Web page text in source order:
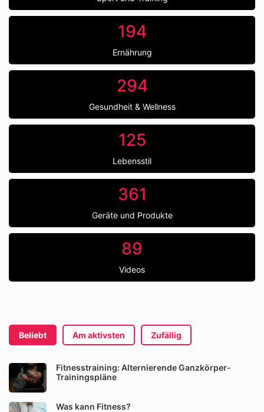
194
Ernährung
294
Gesundheit & Wellness
125
Lebensstil
361
Geräte und Produkte
89
Videos
Beliebt Am aktivsten Zufällig
Fitnesstraining: Alternierende Ganzkörper-
Trainingspläne
Was kann Fitness?